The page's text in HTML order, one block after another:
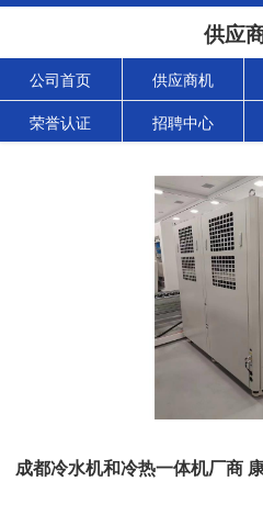
供应
公司首页 供应商机
荣誉认证 招聘中心
成都冷水机和冷热一体机厂商